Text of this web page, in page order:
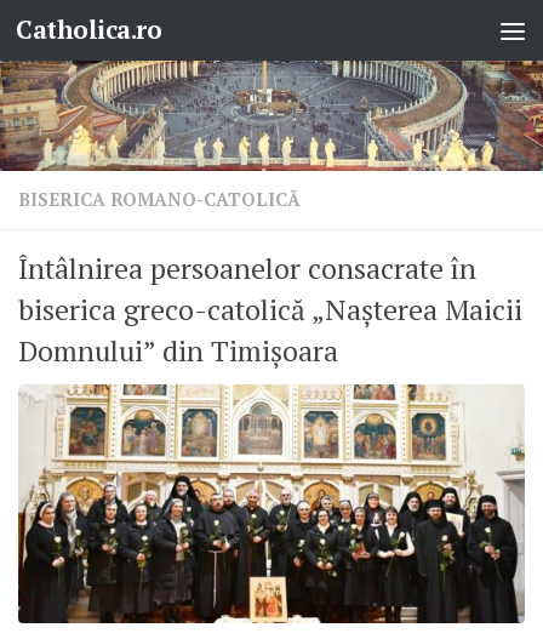
Skip to content
Catholica.ro
BISERICA ROMANO-CATOLICĂ
Întâlnirea persoanelor consacrate în
biserica greco-catolică „Nașterea Maicii
Domnului” din Timișoara